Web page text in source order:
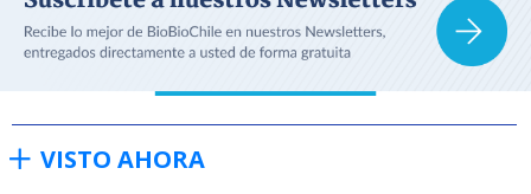
VISTO AHORA